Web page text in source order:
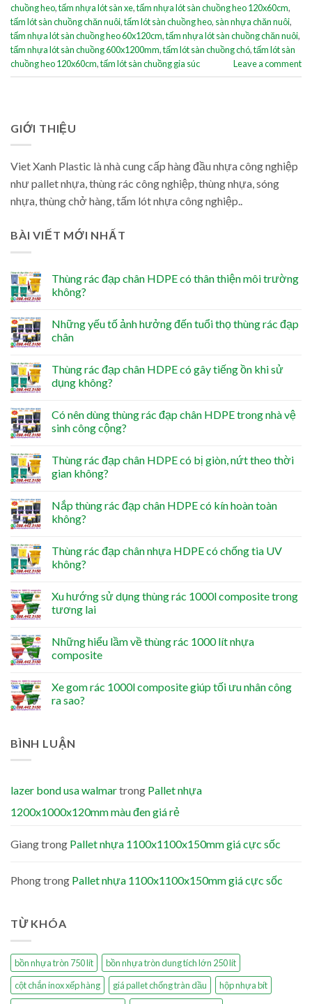
chuồng heo,tấm nhựa lót sàn xe,tấm nhựa lót sàn chuồng heo 120x60cm,
tấm lót sàn chuồng chăn nuôi,tấm lót sàn chuồng heo, sàn nhựa chăn nuôi,
tấm nhựa lót sàn chuồng heo 60x120cm,tấm nhựa lót sàn chuồng chăn nuôi,
tấm nhựa lót sàn chuồng 600x1200mm,tấm lót sàn chuồng chó,tấm lót sàn
chuồng heo 120x60cm,tấm lót sàn chuồng gia súc Leave a comment
GIỚI THIỆU
Viet Xanh Plastic là nhà cung cấp hàng đầu nhựa công nghiệp
như pallet nhựa, thùng rác công nghiệp, thùng nhựa, sóng
nhựa, thùng chở hàng, tấm lót nhựa công nghiệp..
BÀI VIẾT MỚI NHẤT
Thùng rác đạp chân HDPE có thân thiện môi trường
không?
Những yếu tố ảnh hưởng đến tuổi thọ thùng rác đạp
chân
Thùng rác đạp chân HDPE có gây tiếng ồn khi sử
dụng không?
Có nên dùng thùng rác đạp chân HDPE trong nhà vệ
sinh công cộng?
Thùng rác đạp chân HDPE có bị giòn, nứt theo thời
gian không?
Nắp thùng rác đạp chân HDPE có kín hoàn toàn
không?
Thùng rác đạp chân nhựa HDPE có chống tia UV
không?
Xu hướng sử dụng thùng rác 1000l composite trong
tương lai
Những hiểu lầm về thùng rác 1000 lít nhựa
composite
Xe gom rác 1000l composite giúp tối ưu nhân công
ra sao?
BÌNH LUẬN
lazer bond usa walmartrong Pallet nhựa
1200x1000x120mm màu đen giá rẻ
Giangtrong Pallet nhựa 1100x1100x150mm giá cực sốc
Phongtrong Pallet nhựa 1100x1100x150mm giá cực sốc
TỪ KHÓA
bồn nhựa tròn 750 lít
bồn nhựa tròn dung tích lớn 250 lít
cột chắn inox xếp hàng
giá pallet chống tràn dầu
hộp nhựa bít